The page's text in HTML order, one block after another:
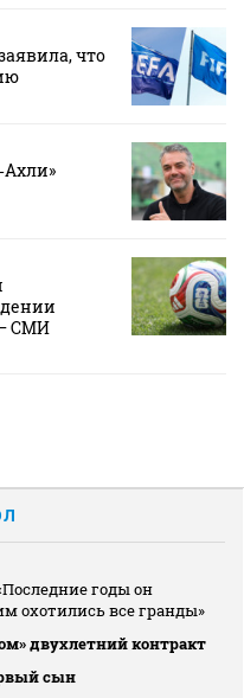
что
СМИ
годы он
охотились все гранды»
двухлетний контракт
сын